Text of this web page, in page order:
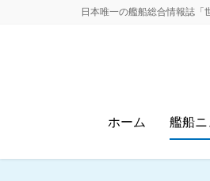
日本唯一の艦船総合情報誌「
ホーム 艦船